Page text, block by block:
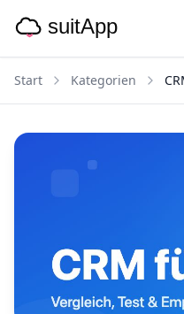
Start Kategorien